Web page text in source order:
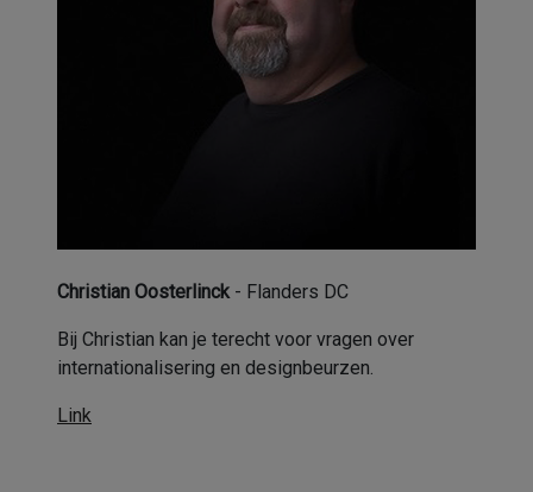
Christian Oosterlinck- Flanders DC
Bij Christian kan je terecht voor vragen over
internationalisering en designbeurzen.
Link